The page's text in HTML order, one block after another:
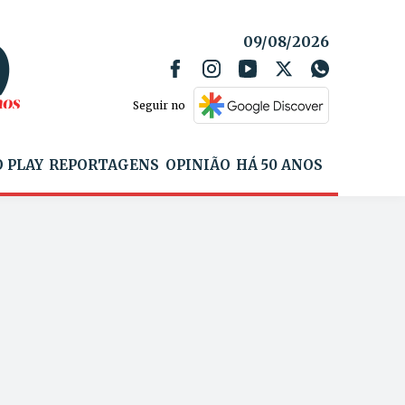
09/08/2026
Seguir no
PLAY REPORTAGENS OPINIÃO HÁ 50 ANOS